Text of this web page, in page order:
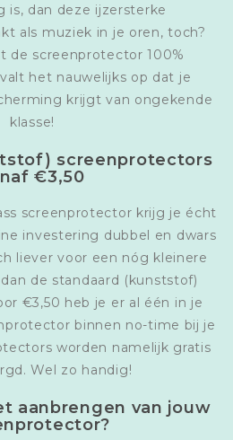
is, dan deze ijzersterke
als muziek in je oren, toch?
de screenprotector 100%
het nauwelijks op dat je
krijgt van ongekende
klasse!
screenprotectors
€3,50
screenprotector krijg je écht
investering dubbel en dwars
liever voor een nóg kleinere
de standaard (kunststof)
€3,50 heb je er al één in je
binnen no-time bij je
worden namelijk gratis
Wel zo handig!
aanbrengen van jouw